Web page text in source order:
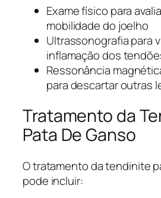
Exame físico para
mobilidade do joelho
Ultrassonografia para
inflamação dos
Ressonância
para descartar outras
Tratamento da
Pata De Ganso
O tratamento da tendinite
pode incluir: